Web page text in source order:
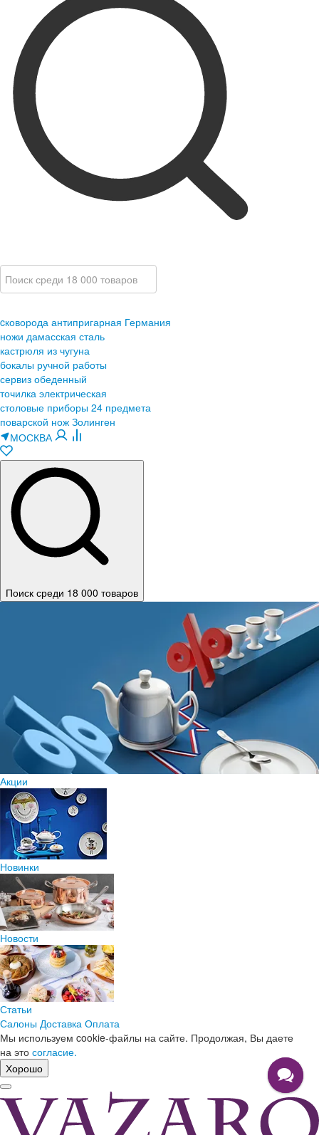
cковорода антипригарная Германия
ножи дамасская сталь
кастрюля из чугуна
бокалы ручной работы
сервиз обеденный
точилка электрическая
столовые приборы 24 предмета
поварской нож Золинген
МОСКВА
Поиск среди 18 000 товаров
Акции
Новинки
Новости
Статьи
Салоны Доставка Оплата
Мы используем cookie-файлы на сайте. Продолжая, Вы даете
на это согласие.
Хорошо